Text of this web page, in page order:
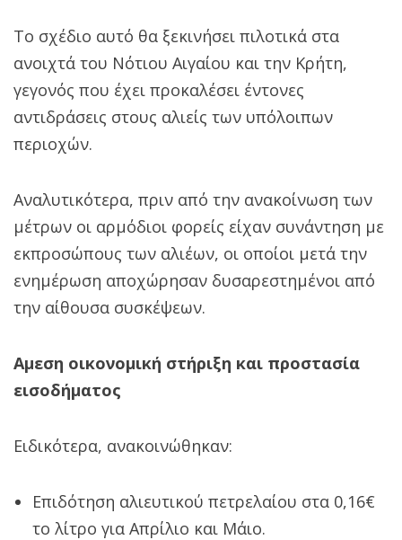
Το σχέδιο αυτό θα ξεκινήσει πιλοτικά στα
ανοιχτά του Νότιου Αιγαίου και την Κρήτη,
γεγονός που έχει προκαλέσει έντονες
αντιδράσεις στους αλιείς των υπόλοιπων
περιοχών.
Αναλυτικότερα, πριν από την ανακοίνωση των
μέτρων οι αρμόδιοι φορείς είχαν συνάντηση με
εκπροσώπους των αλιέων, οι οποίοι μετά την
ενημέρωση αποχώρησαν δυσαρεστημένοι από
την αίθουσα συσκέψεων.
Αμεση οικονομική στήριξη και προστασία
εισοδήματος
Ειδικότερα, ανακοινώθηκαν:
Επιδότηση αλιευτικού πετρελαίου στα 0,16€
το λίτρο για Απρίλιο και Μάιο.